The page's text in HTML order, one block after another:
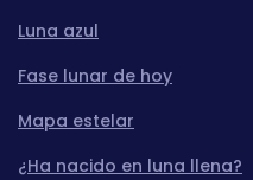
Luna azul
Fase lunar de hoy
Mapa estelar
¿Ha nacido en luna llena?